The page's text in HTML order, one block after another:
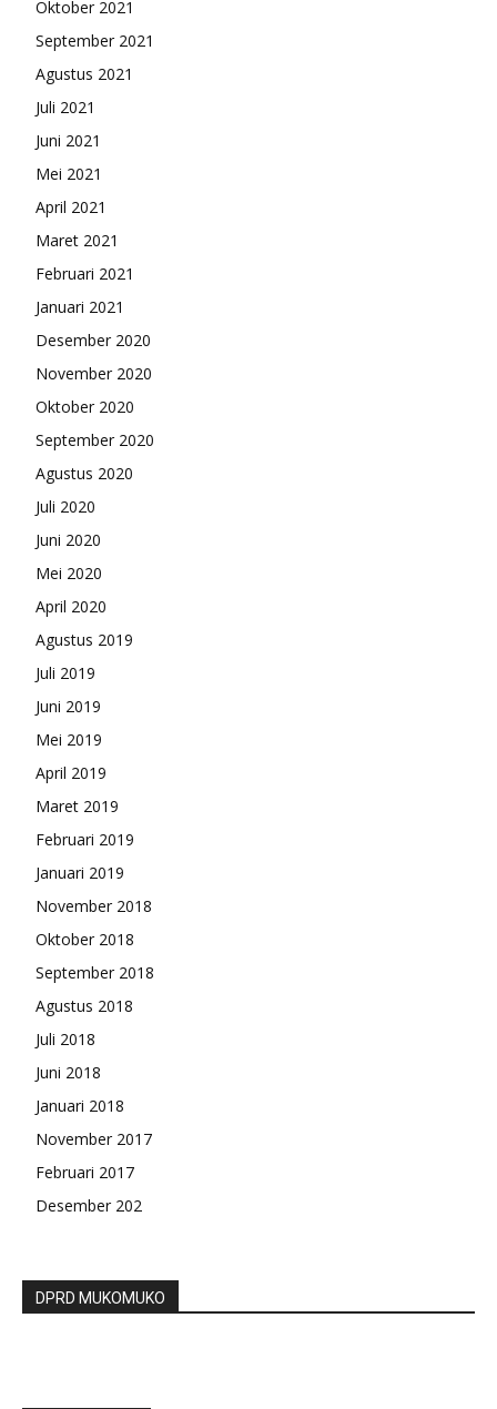
Oktober 2021
September 2021
Agustus 2021
Juli 2021
Juni 2021
Mei 2021
April 2021
Maret 2021
Februari 2021
Januari 2021
Desember 2020
November 2020
Oktober 2020
September 2020
Agustus 2020
Juli 2020
Juni 2020
Mei 2020
April 2020
Agustus 2019
Juli 2019
Juni 2019
Mei 2019
April 2019
Maret 2019
Februari 2019
Januari 2019
November 2018
Oktober 2018
September 2018
Agustus 2018
Juli 2018
Juni 2018
Januari 2018
November 2017
Februari 2017
Desember 202
DPRD MUKOMUKO